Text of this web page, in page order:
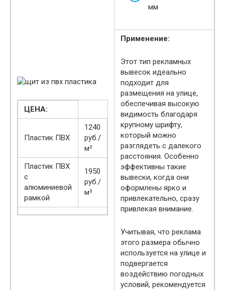
ЦЕНА:
Пластик ПВХ
1240
руб./
м²
Пластик ПВХ
с
алюминиевой
рамкой
1950
руб./
м²
мм
Применение:
Этот тип рекламных
вывесок идеально
подходит для
размещения на улице,
обеспечивая высокую
видимость благодаря
крупному шрифту,
который можно
разглядеть с далекого
расстояния. Особенно
эффективны такие
вывески, когда они
оформлены ярко и
привлекательно, сразу
привлекая внимание.
Учитывая, что реклама
этого размера обычно
используется на улице и
подвергается
воздействию погодных
условий, рекомендуется